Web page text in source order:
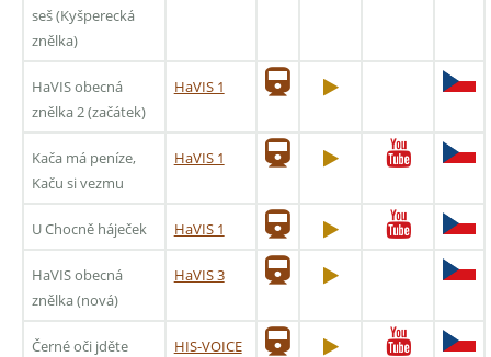
seš (Kyšperecká
znělka)
HaVIS obecná
znělka 2 (začátek)
HaVIS 1
Kača má peníze,
Kaču si vezmu
HaVIS 1
U Chocně háječek HaVIS 1
HaVIS obecná
znělka (nová)
HaVIS 3
Černé oči jděte
HIS-VOICE